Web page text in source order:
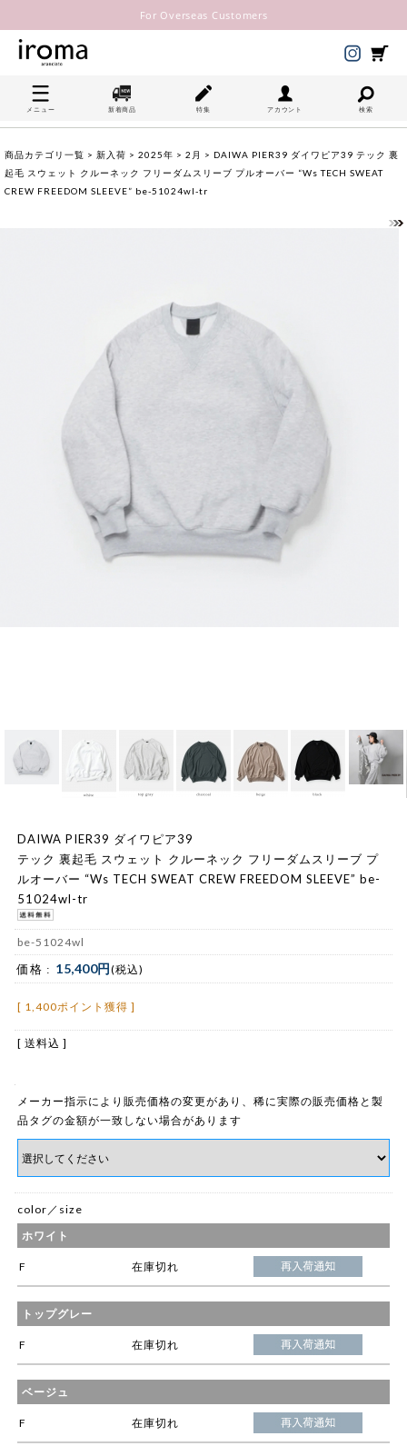
For Overseas Customers
メニュー 新着商品 特集 アカウント 検索
商品カテゴリ一覧 > 新入荷 > 2025年 > 2月 > DAIWA PIER39 ダイワピア39 テック 裏
起毛 スウェット クルーネック フリーダムスリーブ プルオーバー “Ws TECH SWEAT
CREW FREEDOM SLEEVE” be-51024wl-tr
DAIWA PIER39 ダイワピア39
テック 裏起毛 スウェット クルーネック フリーダムスリーブ プ
ルオーバー “Ws TECH SWEAT CREW FREEDOM SLEEVE” be-
51024wl-tr
be-51024wl
価格 : 15,400円(税込)
[ 1,400ポイント獲得 ]
[ 送料込 ]
メーカー指示により販売価格の変更があり、稀に実際の販売価格と製
品タグの金額が一致しない場合があります
color／size
ホワイト
F 在庫切れ
トップグレー
F 在庫切れ
ベージュ
F 在庫切れ